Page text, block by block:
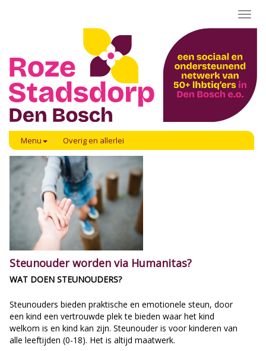
Menu Overig en allerlei
Steunouder worden via Humanitas?
WAT DOEN STEUNOUDERS?
Steunouders bieden praktische en emotionele steun, door
een kind een vertrouwde plek te bieden waar het kind
welkom is en kind kan zijn. Steunouder is voor kinderen van
alle leeftijden (0-18). Het is altijd maatwerk.